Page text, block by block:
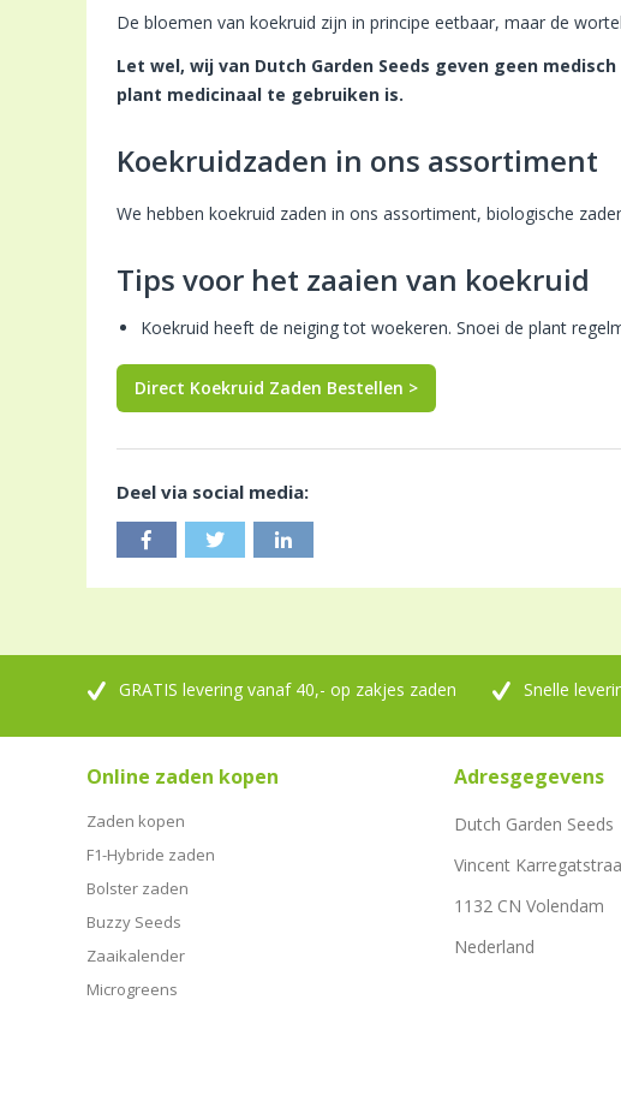
De bloemen van koekruid zijn in principe eetbaar, maar de
Let wel, wij van Dutch Garden Seeds geven geen
plant medicinaal te gebruiken is.
Koekruidzaden in ons assortiment
We hebben koekruid zaden in ons assortiment, biologische
Tips voor het zaaien van koekruid
Koekruid heeft de neiging tot woekeren. Snoei de plant
Direct Koekruid Zaden Bestellen >
Deel via social media:
GRATIS levering vanaf 40,- op zakjes zaden Snelle
Online zaden kopen
Zaden kopen
F1-Hybride zaden
Bolster zaden
Buzzy Seeds
Zaaikalender
Microgreens
Adresgegevens
Dutch Garden Seeds
Vincent
1132 CN Volendam
Nederland